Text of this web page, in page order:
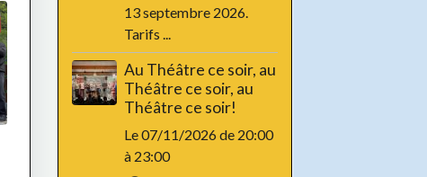
13 septembre 2026.
Tarifs ...
Au Théâtre ce soir, au
Théâtre ce soir, au
Théâtre ce soir!
Le 07/11/2026de 20:00
à 23:00